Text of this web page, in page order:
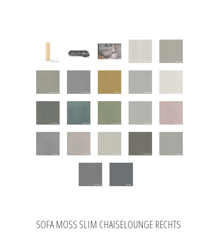
SOFA MOSS SLIM CHAISELOUNGE RECHTS